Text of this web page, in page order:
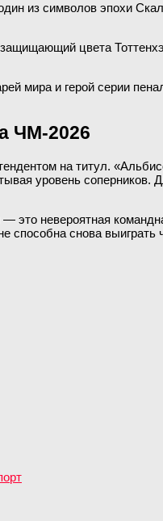
из символов эпохи
цвета
мира и герой серии
ЧМ-2026
на титул.
уровень соперников.
это невероятная
способна снова